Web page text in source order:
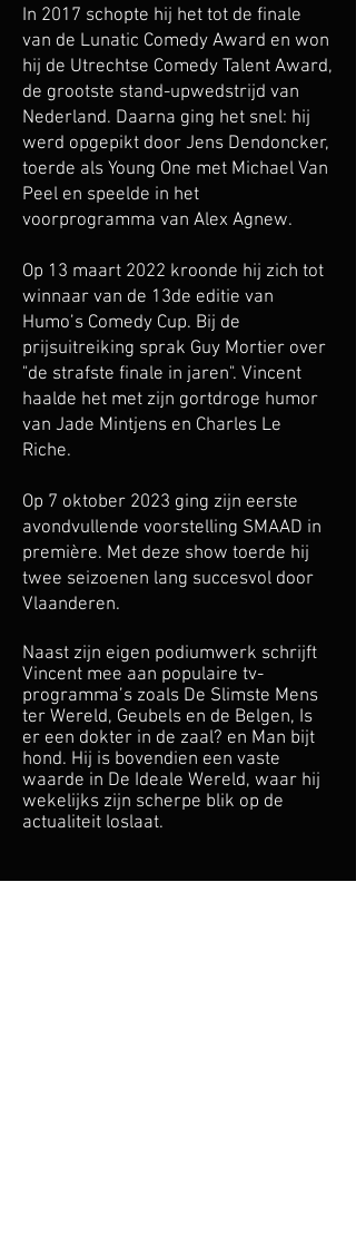
In 2017 schopte hij het tot de finale
van de Lunatic Comedy Award en won
hij de Utrechtse Comedy Talent Award,
de grootste stand-upwedstrijd van
Nederland. Daarna ging het snel: hij
werd opgepikt door Jens Dendoncker,
toerde als Young One met Michael Van
Peel en speelde in het
voorprogramma van Alex Agnew.
Op 13 maart 2022 kroonde hij zich tot
winnaar van de 13de editie van
Humo’s Comedy Cup. Bij de
prijsuitreiking sprak Guy Mortier over
"de strafste finale in jaren". Vincent
haalde het met zijn gortdroge humor
van Jade Mintjens en Charles Le
Riche.
Op 7 oktober 2023 ging zijn eerste
avondvullende voorstelling SMAAD in
première. Met deze show toerde hij
twee seizoenen lang succesvol door
Vlaanderen.
Naast zijn eigen podiumwerk schrijft
Vincent mee aan populaire tv-
programma’s zoals De Slimste Mens
ter Wereld, Geubels en de Belgen, Is
er een dokter in de zaal? en Man bijt
hond. Hij is bovendien een vaste
waarde in De Ideale Wereld, waar hij
wekelijks zijn scherpe blik op de
actualiteit loslaat.